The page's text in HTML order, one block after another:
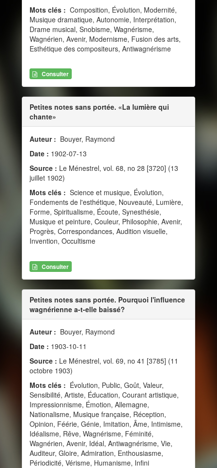
Mots clés : Composition, Évolution, Modernité,
Musique dramatique, Autonomie, Interprétation,
Drame musical, Snobisme, Wagnérisme,
Wagnérien, Avenir, Modernisme, Fusion des arts,
Esthétique des compositeurs, Antiwagnérisme
Consulter
Petites notes sans portée. «La lumière qui
chante»
Auteur : Bouyer, Raymond
Date : 1902-07-13
Source : Le Ménestrel, vol. 68, no 28 [3720] (13
juillet 1902)
Mots clés : Science et musique, Évolution,
Fondements de l'esthétique, Nouveauté, Lumière,
Forme, Spiritualisme, Écoute, Synesthésie,
Musique et peinture, Couleur, Philosophie, Avenir,
Progrès, Correspondances, Audition visuelle,
Invention, Occultisme
Consulter
Petites notes sans portée. Pourquoi l'influence
wagnérienne a-t-elle baissé?
Auteur : Bouyer, Raymond
Date : 1903-10-11
Source : Le Ménestrel, vol. 69, no 41 [3785] (11
octobre 1903)
Mots clés : Évolution, Public, Goût, Valeur,
Sensibilité, Artiste, Éducation, Courant artistique,
Impressionnisme, Émotion, Allemagne,
Nationalisme, Musique française, Réception,
Opinion, Féérie, Génie, Imitation, Âme, Intimisme,
Idéalisme, Rêve, Wagnérisme, Féminité,
Wagnérien, Avenir, Idéal, Antiwagnérisme, Vie,
Auditeur, Gloire, Admiration, Enthousiasme,
Périodicité, Vérisme, Humanisme, Infini